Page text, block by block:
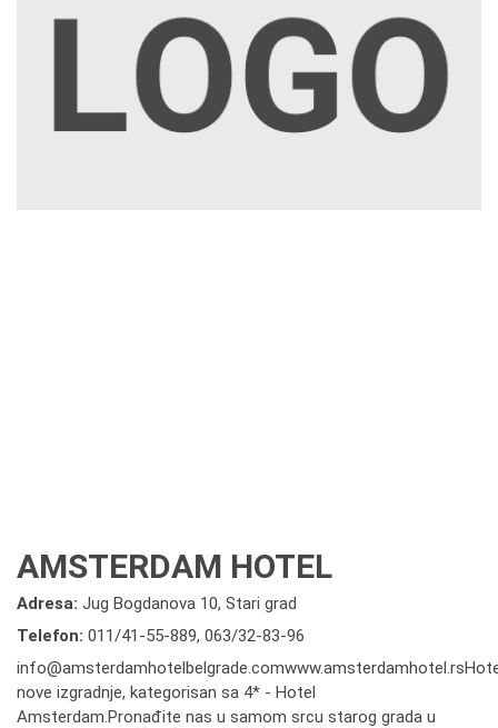
AMSTERDAM HOTEL
Adresa: Jug Bogdanova 10, Stari grad
Telefon: 011/41-55-889, 063/32-83-96
nove izgradnje, kategorisan sa 4* - Hotel
Amsterdam.Pronađite nas u samom srcu starog grada u